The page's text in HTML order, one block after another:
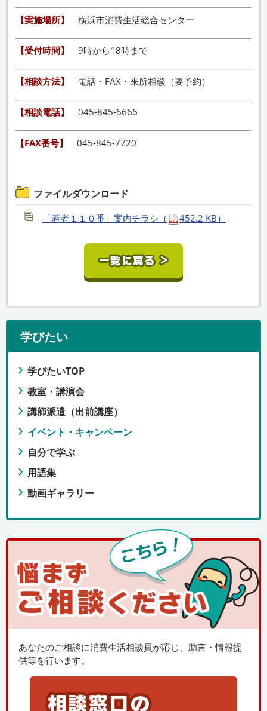
【実施場所】 横浜市消費生活総合センター
【受付時間】 9時から18時まで
【相談方法】 電話・FAX・来所相談（要予約）
【相談電話】 045-845-6666
【FAX番号】 045-845-7720
ファイルダウンロード
「若者１１０番」案内チラシ（ 452.2 KB）
学びたい
学びたいTOP
教室・講演会
講師派遣（出前講座）
イベント・キャンペーン
自分で学ぶ
用語集
動画ギャラリー
あなたのご相談に消費生活相談員が応じ、助言・情報提
供等を行います。